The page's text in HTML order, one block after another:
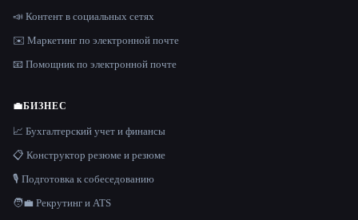
📣 Контент в социальных сетях
✉️ Маркетинг по электронной почте
📧 Помощник по электронной почте
💼БИЗНЕС
📈 Бухгалтерский учет и финансы
📋 Конструктор резюме и резюме
🎙️ Подготовка к собеседованию
🧑‍💼 Рекрутинг и ATS